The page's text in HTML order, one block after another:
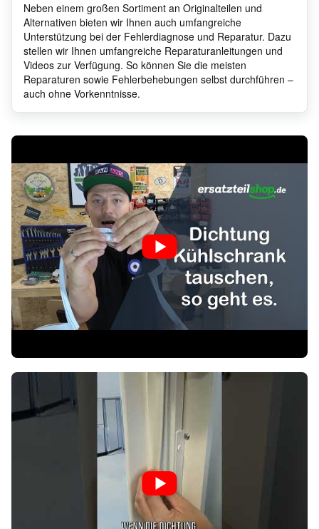
Neben einem großen Sortiment an Originalteilen und
Alternativen bieten wir Ihnen auch umfangreiche
Unterstützung bei der Fehlerdiagnose und Reparatur. Dazu
stellen wir Ihnen umfangreiche Reparaturanleitungen und
Videos zur Verfügung. So können Sie die meisten
Reparaturen sowie Fehlerbehebungen selbst durchführen –
auch ohne Vorkenntnisse.